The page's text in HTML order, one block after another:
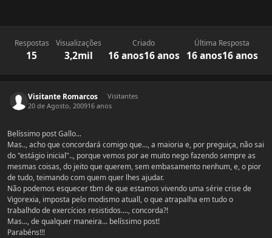
Respostas
15
Visualizações
3,2mil
Criado
16 anos16 anos
Última Resposta
16 anos16 anos
Visitante Romarcos
Visitantes
20 de Agosto, 200916 anos
Belíssimo post Gallo...
Mas.., acho que concordará comigo que..., a maioria e, por preguiça, não sai
do "estágio inicial".., porque vemos por ae muito nego fazendo sempre as
mesmas coisas, do jeito que querem, sem embasamento nenhum, e, o pior
de tudo, teimando com quem quer lhes ajudar.
Não podemos esquecer tbm de que estamos vivendo uma série crise de
Vigorexia, imposta pelo modismo atuall, o que atrapalha em tudo o
trabalhdo de exercícios resistidos...., concorda?!
Mas..., de qualquer maneira... belíssimo post!
Parabéns!!!